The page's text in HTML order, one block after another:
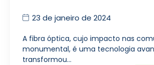
23 de janeiro de 2024
A fibra óptica, cujo impacto nas
monumental, é uma tecnologia
transformou…